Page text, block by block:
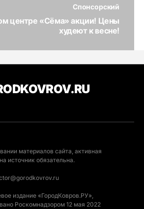
Спонсорский
центре «Сёма» акции! Цены
худеют к весне!
материалов сайта, активная
источник обязательна.
издание «ГородКовров.РУ»,
Роскомнадзором 12 мая 2022